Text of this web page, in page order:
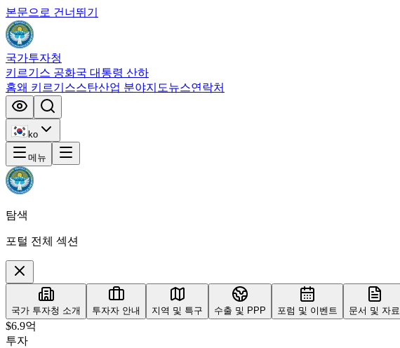
본문으로 건너뛰기
국가투자청
키르기스 공화국 대통령 산하
홈왜 키르기스스탄산업 분야지도뉴스연락처
ko
메뉴
탐색
포털 전체 섹션
국가 투자청 소개 투자자 안내 지역 및 특구 수출 및 PPP 포럼 및 이벤트 문서 및 자료
$6.9억
투자